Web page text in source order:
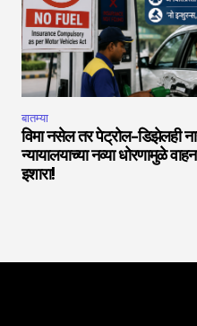
बातम्या
विमा नसेल तर पेट्रोल-डिझेलही
न्यायालयाच्या नव्या धोरणामुळे
इशारा!